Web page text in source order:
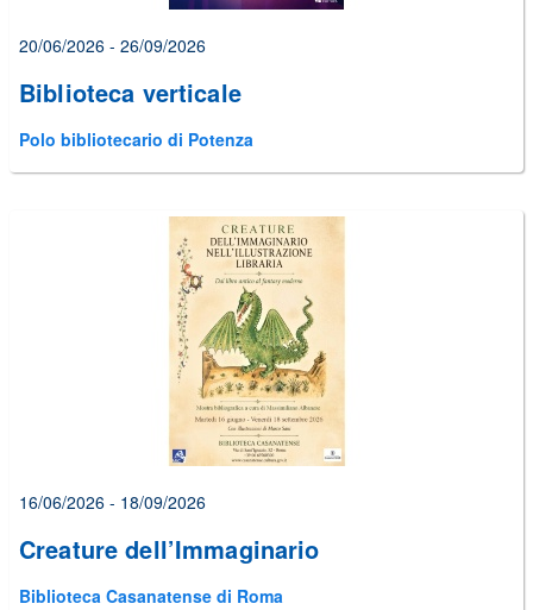
20/06/2026 - 26/09/2026
Biblioteca verticale
Polo bibliotecario di Potenza
16/06/2026 - 18/09/2026
Creature dell’Immaginario
Biblioteca Casanatense di Roma